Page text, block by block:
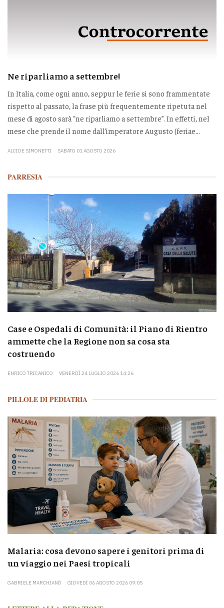
Ne riparliamo a settembre!
In Italia, come ogni anno, seppur le ferie si sono frammentate
rispetto al passato, la frase più frequentemente ripetuta nel
mese di agosto sarà “ne riparliamo a settembre”. In effetti, nel
mese che prende il nome dall’imperatore Augusto (feriae...
ALCIDE SIMONETTI SABATO 01 AGOSTO 2026
PARRESIA
Case e Ospedali di Comunità: il Piano di Rientro
ammette che la Regione non sa cosa sta
costruendo
ENRICO TRICANICO VENERDÌ 24 LUGLIO 2026 14:26
PILLOLE DI PEDIATRIA
Malaria: cosa devono sapere i genitori prima di
un viaggio nei Paesi tropicali
GABRIELE MARCHIANÒ GIOVEDÌ 06 AGOSTO 2026 09:05